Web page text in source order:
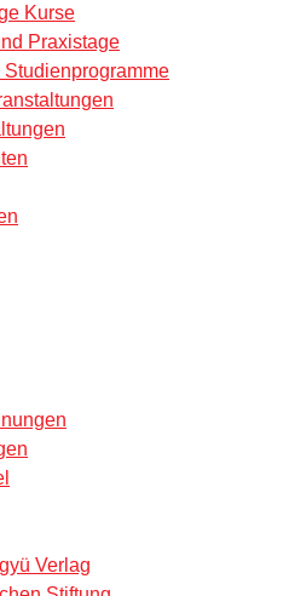
Kurse
Praxistage
Studienprogramme
Verlag